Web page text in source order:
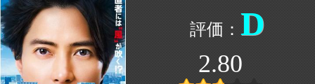
D
2.80